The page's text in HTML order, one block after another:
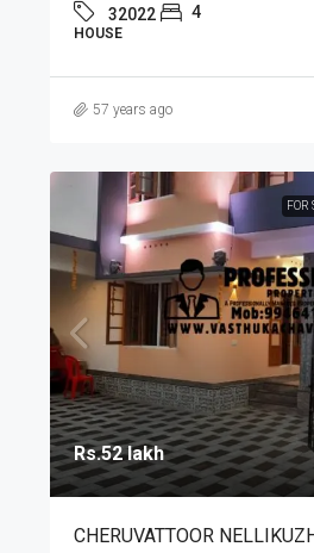
32022 4
HOUSE
57 years ago
FOR
Rs.52 lakh
CHERUVATTOOR